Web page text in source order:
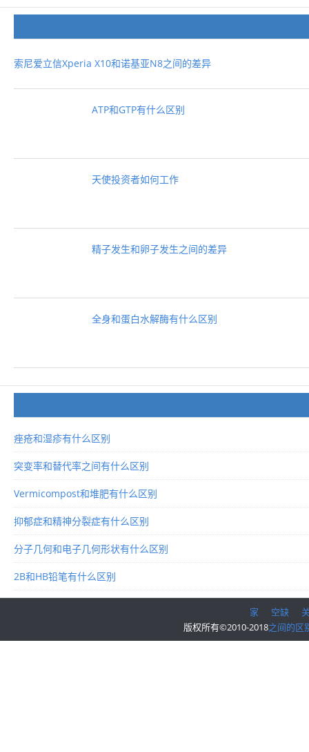
索尼爱立信Xperia X10和诺基亚N8之间的差异
ATP和GTP有什么区别
天使投资者如何工作
精子发生和卵子发生之间的差异
全身和蛋白水解酶有什么区别
痤疮和湿疹有什么区别
突变率和替代率之间有什么区别
Vermicompost和堆肥有什么区别
抑郁症和精神分裂症有什么区别
分子几何和电子几何形状有什么区别
2B和HB铅笔有什么区别
家 空缺
版权所有©2010-2018之间的区